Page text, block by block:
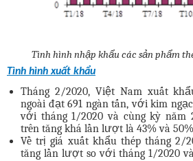
Tình hình nhập khẩu các sản phẩm
Tình hình xuất khẩu
Tháng 2/2020, Việt Nam xuất
ngoài đạt 691 ngàn tấn, với kim
với tháng 1/2020 và cùng kỳ năm
trên tăng khá lần lượt là 43% và
Về trị giá xuất khẩu thép tháng 2/
tăng lần lượt so với tháng 1/2020